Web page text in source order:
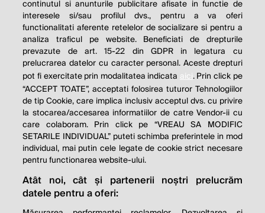
THE SOCIAL RESPONSIBILITY OF
BUSINESS IS TO INCREASE ITS
PROFITS.
Milton Friedman
© 2026 Profit.ro. Toate drepturile rezervate.
Dezvoltat de1616.ro
Contact Publicitate
continutul si anunturile publicitare afisate in functie de
interesele si/sau profilul dvs., pentru a va oferi
functionalitati aferente retelelor de socializare si pentru a
analiza traficul pe website. Beneficiati de drepturile
prevazute de art. 15-22 din GDPR in legatura cu
prelucrarea datelor cu caracter personal. Aceste drepturi
pot fi exercitate prin modalitatea indicata aici. Prin click pe
“ACCEPT TOATE”, acceptati folosirea tuturor Tehnologiilor
de tip Cookie, care implica inclusiv acceptul dvs. cu privire
la stocarea/accesarea informatiilor de catre Vendor-ii cu
care colaboram. Prin click pe “VREAU SA MODIFIC
SETARILE INDIVIDUAL” puteti schimba preferintele in mod
individual, mai putin cele legate de cookie strict necesare
pentru functionarea website-ului.
Atât noi, cât și partenerii noștri prelucrăm
datele pentru a oferi: